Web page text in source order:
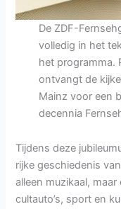
De ZDF-
volledig in het
het programma.
ontvangt de
Mainz voor een
decennia
Tijdens deze
rijke geschiedenis
alleen muzikaal,
cultauto’s, sport en